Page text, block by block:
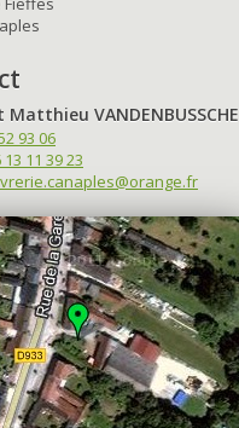
VANDENBUSSCHE
93 06
13 11 39 23